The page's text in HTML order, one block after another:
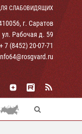
СЛАБОВИДЯЩИХ
г. Саратов
ул. Рабочая д. 59
+ 7 (8452) 20-07-71